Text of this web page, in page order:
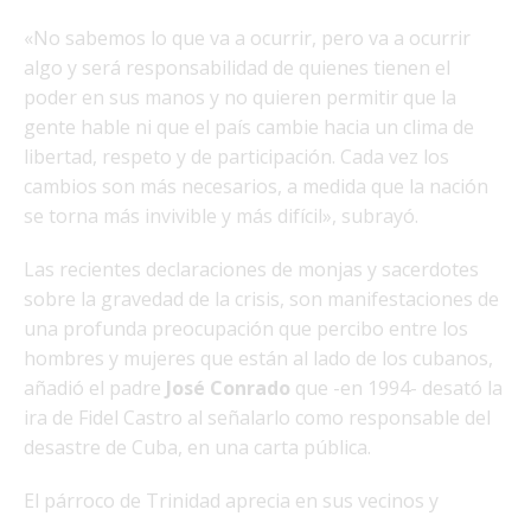
«No sabemos lo que va a ocurrir, pero va a ocurrir
algo y será responsabilidad de quienes tienen el
poder en sus manos y no quieren permitir que la
gente hable ni que el país cambie hacia un clima de
libertad, respeto y de participación. Cada vez los
cambios son más necesarios, a medida que la nación
se torna más invivible y más difícil», subrayó.
Las recientes declaraciones de monjas y sacerdotes
sobre la gravedad de la crisis, son manifestaciones de
una profunda preocupación que percibo entre los
hombres y mujeres que están al lado de los cubanos,
añadió el padre José Conrado que -en 1994- desató la
ira de Fidel Castro al señalarlo como responsable del
desastre de Cuba, en una carta pública.
El párroco de Trinidad aprecia en sus vecinos y